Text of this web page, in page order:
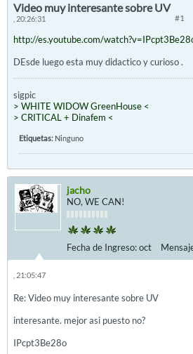
#1
Video muy interesante sobre UV
, 20:26:31
http://es.youtube.com/
DEsde luego esta muy didactico y curioso .
sigpic
> WHITE WIDOW GreenHouse <
> CRITICAL + Dinafem <
Etiquetas: Ninguno
jacho
NO, WE CAN!
Fecha de Ingreso:oct
, 21:05:47
Re: Video muy interesante sobre UV
interesante. mejor asi puesto no?
IPcpt3Be28o